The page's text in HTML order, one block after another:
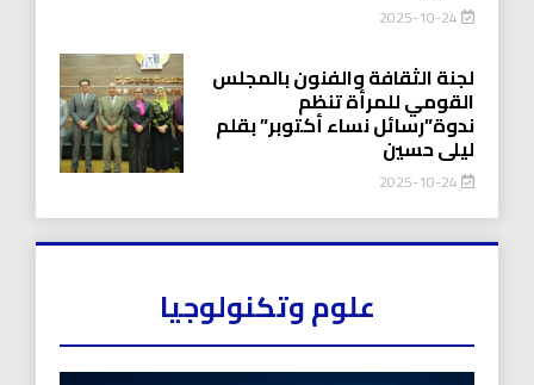
2025-10-24
لجنة الثقافة والفنون بالمجلس
القومي للمرأة تنظم
ندوة”رسائل نساء أكتوبر” بقلم
ليلى حسين
2025-10-24
علوم وتكنولوجيا